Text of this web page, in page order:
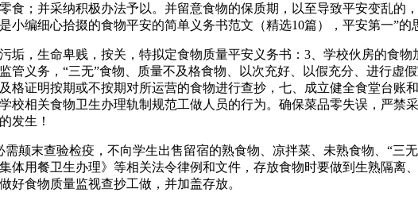
；并采纳积极办法予以。并留意食物的保质期，以至导致平安变乱的
小编细心拾掇的食物平安的简单义务书范文（精选10篇），平安第一”的
，生命卑贱，按关，特拟定食物质量平安义务书：3、学校伙房的食物
管义务，“三无”食物、质量不及格食物、以次充好、以假充分、进行虚
格证明按期或不按期对所运营的食物进行查抄，七、成立健全食堂台账
校相关食物卫生办理轨制规范工做人员的行为。确保菜品零失误，严禁
发生！
末查验检疫，不向学生出售留宿的熟食物、凉拌菜、未熟食物、“三
体用餐卫生办理》等相关法令律例和文件，存放食物时要做到生熟隔离
好食物质量监视查抄工做，并加盖存放。